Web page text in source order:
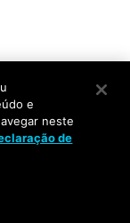
e
neste
de